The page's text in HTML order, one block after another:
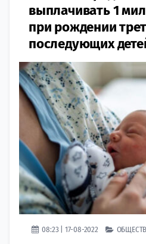
выплачивать 1
при рождении
последующих
08:23 | 17-08-2022